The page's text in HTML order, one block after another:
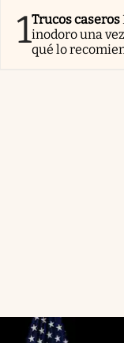
1Trucos caseros
inodoro una
qué lo